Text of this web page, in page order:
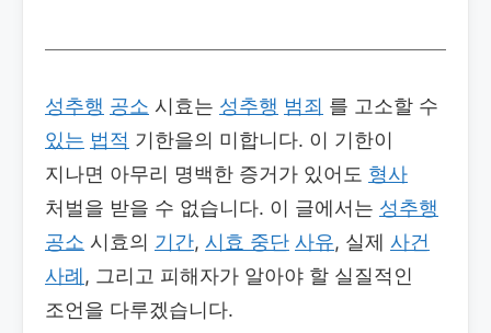
성추행 공소 시효는 성추행 범죄 를 고소할 수
있는 법적 기한을의 미합니다. 이 기한이
지나면 아무리 명백한 증거가 있어도 형사
처벌을 받을 수 없습니다. 이 글에서는 성추행
공소 시효의 기간, 시효 중단 사유, 실제 사건
사례, 그리고 피해자가 알아야 할 실질적인
조언을 다루겠습니다.